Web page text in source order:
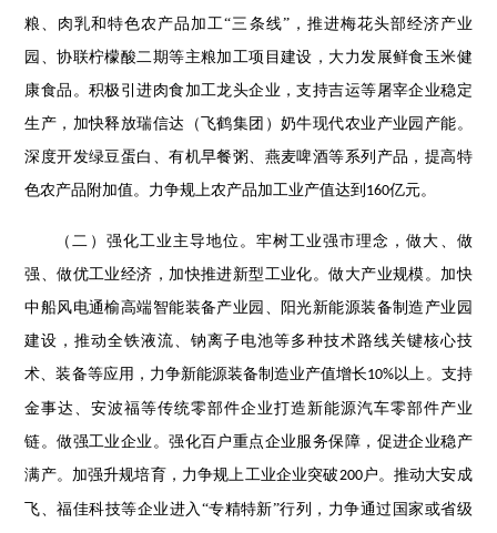
粮、肉乳和特色农产品加工“三条线”，推进梅花头部经济产业
园、协联柠檬酸二期等主粮加工项目建设，大力发展鲜食玉米健
康食品。积极引进肉食加工龙头企业，支持吉运等屠宰企业稳定
生产，加快释放瑞信达（飞鹤集团）奶牛现代农业产业园产能。
深度开发绿豆蛋白、有机早餐粥、燕麦啤酒等系列产品，提高特
色农产品附加值。力争规上农产品加工业产值达到 160亿元。
（二）强化工业主导地位。牢树工业强市理念，做大、做
强、做优工业经济，加快推进新型工业化。做大产业规模。加快
中船风电通榆高端智能装备产业园、阳光新能源装备制造产业园
建设，推动全铁液流、钠离子电池等多种技术路线关键核心技
术、装备等应用，力争新能源装备制造业产值增长10%以上。支持
金事达、安波福等传统零部件企业打造新能源汽车零部件产业
链。做强工业企业。强化百户重点企业服务保障，促进企业稳产
满产。加强升规培育，力争规上工业企业突破200户。推动大安成
飞、福佳科技等企业进入“专精特新”行列，力争通过国家或省级